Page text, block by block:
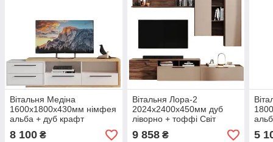
Вітальня Медіна
1600х1800х430мм німфея
альба + дуб крафт
золотий Гербор
8 100 ₴
Вітальня Лора-2
2024х2400х450мм дуб
ліворно + тоффі Світ
меблів
9 858₴ 5